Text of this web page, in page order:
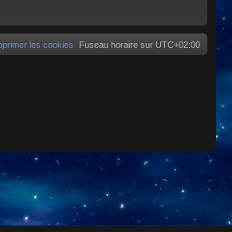
Fuseau horaire sur UTC+02:00
les cookies